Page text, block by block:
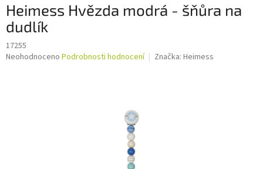
Heimess Hvězda modrá - šňůra na
dudlík
17255
Průměrné
Neohodnoceno Podrobnosti hodnocení Značka: Heimess